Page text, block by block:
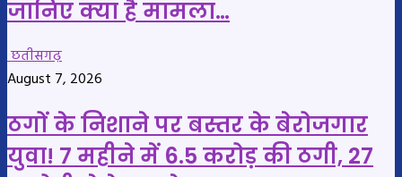
जानिए क्या है मामला…
छतीसगढ़
August 7, 2026
ठगों के निशाने पर बस्तर के बेरोजगार
युवा! 7 महीने में 6.5 करोड़ की ठगी, 27